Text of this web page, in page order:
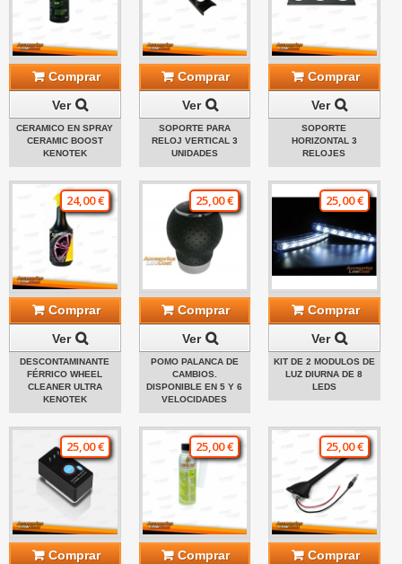
Comprar
Ver
CERAMICO EN SPRAY
CERAMIC BOOST
KENOTEK
Comprar
Ver
SOPORTE PARA
RELOJ VERTICAL 3
UNIDADES
Comprar
Ver
SOPORTE
HORIZONTAL 3
RELOJES
24,00 €
Comprar
Ver
DESCONTAMINANTE
FÉRRICO WHEEL
CLEANER ULTRA
KENOTEK
25,00 €
Comprar
Ver
POMO PALANCA DE
CAMBIOS.
DISPONIBLE EN 5 Y 6
VELOCIDADES
25,00 €
Comprar
Ver
KIT DE 2 MODULOS DE
LUZ DIURNA DE 8
LEDS
25,00 €
Comprar
25,00 €
Comprar
25,00 €
Comprar